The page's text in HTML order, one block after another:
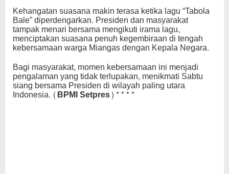
Kehangatan suasana makin terasa ketika lagu “Tabola
Bale” diperdengarkan. Presiden dan masyarakat
tampak menari bersama mengikuti irama lagu,
menciptakan suasana penuh kegembiraan di tengah
kebersamaan warga Miangas dengan Kepala Negara.
Bagi masyarakat, momen kebersamaan ini menjadi
pengalaman yang tidak terlupakan, menikmati Sabtu
siang bersama Presiden di wilayah paling utara
Indonesia. (BPMI Setpres)****